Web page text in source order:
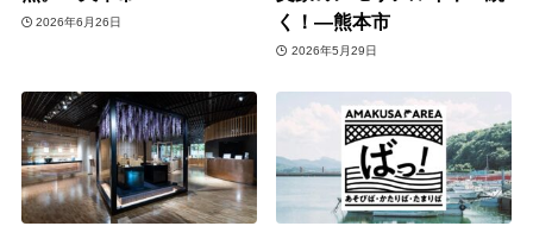
2026年6月26日
く！―熊本市
2026年5月29日